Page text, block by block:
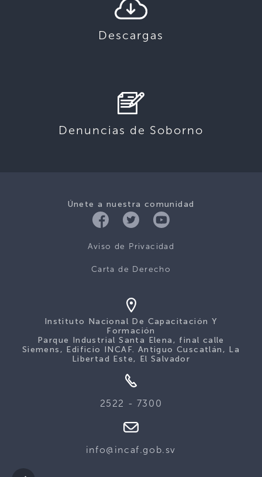
Descargas
Denuncias de Soborno
Únete a nuestra comunidad
Aviso de Privacidad
Carta de Derecho
Instituto Nacional De Capacitación Y
Formación
Parque Industrial Santa Elena, final calle
Siemens, Edificio INCAF. Antiguo Cuscatlán, La
Libertad Este, El Salvador
2522 - 7300
info@incaf.gob.sv